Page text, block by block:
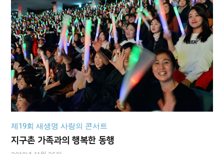
제19회 새생명 사랑의 콘서트
지구촌 가족과의 행복한 동행